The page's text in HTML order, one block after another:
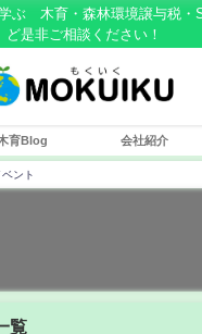
ぶ 木育・森林環境譲与税・
ど是非ご相談ください！
育Blog 会社紹介
ベント
覧